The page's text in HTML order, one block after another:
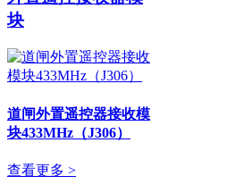
块
道闸外置遥控器接收模
块433MHz（J306）
查看更多 >